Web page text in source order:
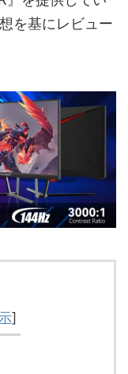
を基にレビュー
]